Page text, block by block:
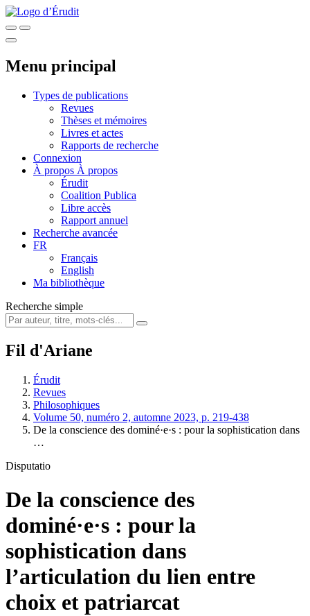
Menu principal
Types de publications
Revues
Thèses et mémoires
Livres et actes
Rapports de recherche
Connexion
À propos À propos
Érudit
Coalition Publica
Libre accès
Rapport annuel
Recherche avancée
FR
Français
English
Ma bibliothèque
Recherche simple
Fil d'Ariane
Érudit
Revues
Philosophiques
Volume 50, numéro 2, automne 2023, p. 219-438
De la conscience des dominé·e·s : pour la sophistication dans
…
Disputatio
De la conscience des
dominé·e·s : pour la
sophistication dans
l’articulation du lien entre
choix et patriarcat